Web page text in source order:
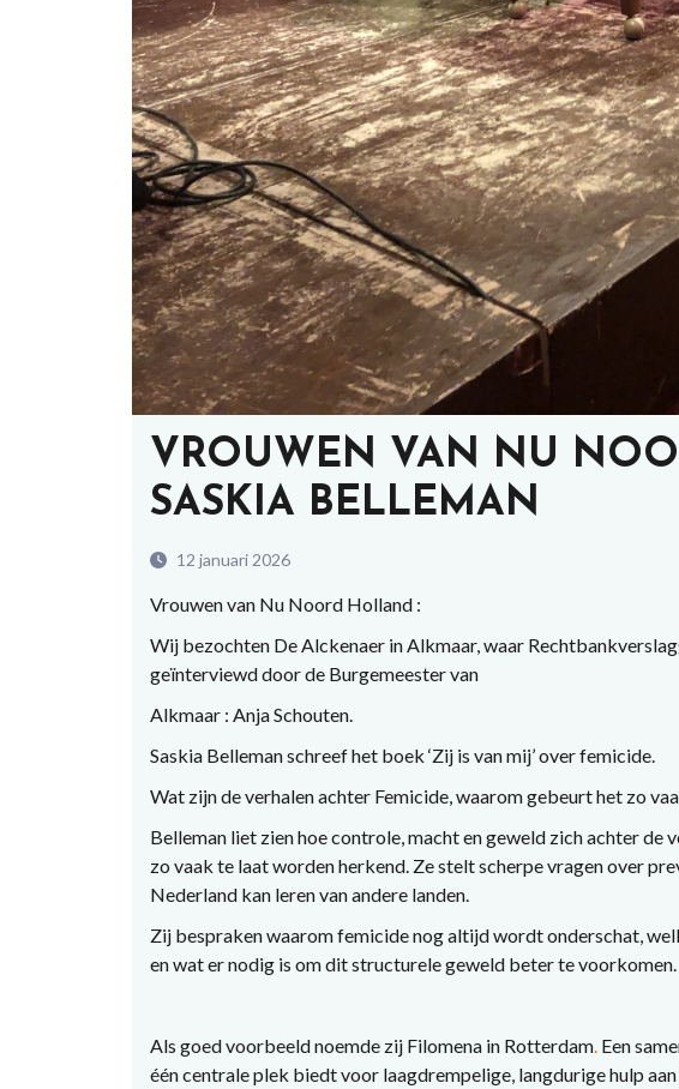
VROUWEN VAN NU
SASKIA BELLEMAN
12 januari 2026
Vrouwen van Nu Noord Holland :
Wij bezochten De Alckenaer in Alkmaar, waar
geïnterviewd door de Burgemeester van
Alkmaar : Anja Schouten.
Saskia Belleman schreef het boek ‘Zij is van mij’ over femicide.
Wat zijn de verhalen achter Femicide, waarom gebeurt het zo
Belleman liet zien hoe controle, macht en geweld zich achter de
zo vaak te laat worden herkend. Ze stelt scherpe vragen over
Nederland kan leren van andere landen.
Zij bespraken waarom femicide nog altijd wordt onderschat,
en wat er nodig is om dit structurele geweld beter te voorkomen.
Als goed voorbeeld noemde zij Filomena in Rotterdam. Een
één centrale plek biedt voor laagdrempelige, langdurige hulp